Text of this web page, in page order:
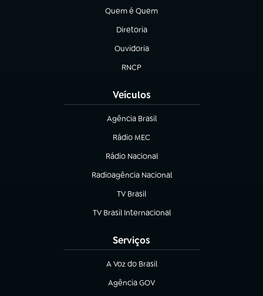
Quem é Quem
(abre em nova aba)
Diretoria
(abre em nova aba)
Ouvidoria
(abre em nova aba)
RNCP
(abre em nova aba)
Veículos
Agência Brasil
(abre em nova aba)
Rádio MEC
Rádio Nacional
(abre em nova aba)
Radioagência Nacional
(abre em nova aba)
TV Brasil
(abre em nova aba)
TV Brasil Internacional
(abre em nova aba)
Serviços
A Voz do Brasil
(abre em nova aba)
Agência GOV
(abre em nova aba)